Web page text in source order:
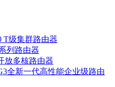
T级集群路由器
列路由器
放多核路由器
全新一代高性能企业级路由